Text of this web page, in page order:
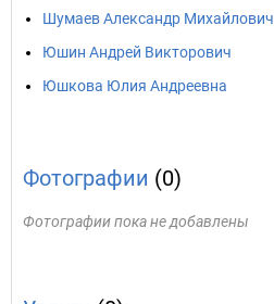
Шумаев Александр Михайлович
Юшин Андрей Викторович
Юшкова Юлия Андреевна
Фотографии (0)
Фотографии пока не добавлены